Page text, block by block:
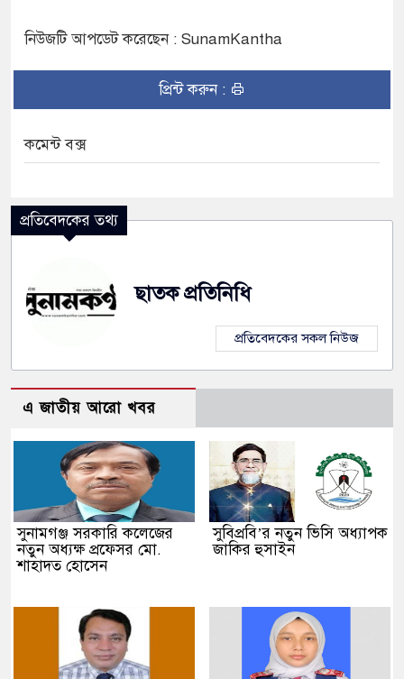
নিউজটি আপডেট করেছেন : SunamKantha
প্রিন্ট করুন :
কমেন্ট বক্স
প্রতিবেদকের তথ্য
ছাতক প্রতিনিধি
প্রতিবেদকের সকল নিউজ
এ জাতীয় আরো খবর
সুনামগঞ্জ সরকারি কলেজের
নতুন অধ্যক্ষ প্রফেসর মো.
শাহাদত হোসেন
সুবিপ্রবি’র নতুন ভিসি অধ্যাপক
জাকির হুসাইন